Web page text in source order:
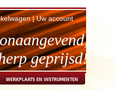
| Uw account
geprijsd!
werkplaats en instrumenten